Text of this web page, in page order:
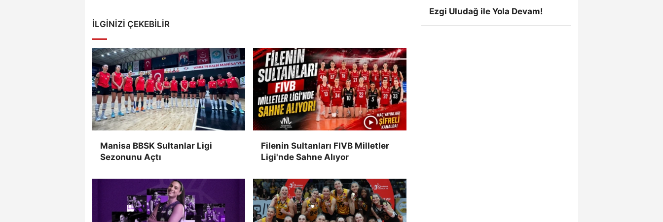
İLGINIZI ÇEKEBILIR
Manisa BBSK Sultanlar Ligi
Sezonunu Açtı
Filenin Sultanları FIVB Milletler
Ligi'nde Sahne Alıyor
Ezgi Uludağ ile Yola Devam!